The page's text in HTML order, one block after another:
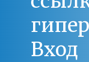
Вход